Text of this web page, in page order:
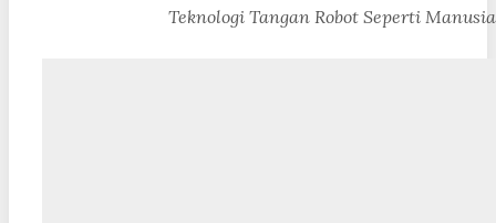
Teknologi Tangan Robot Seperti Manusia